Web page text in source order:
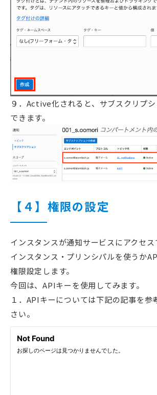
９．Active化されると、サブスクリプ
できます。
【４】権限の設定
インスタンスが通知サービスにアクセス
インスタンス・プリンシパルを使うか
権限設定します。
今回は、APIキーを使用してみます。
１．APIキーについては下記の記事を参
さい。